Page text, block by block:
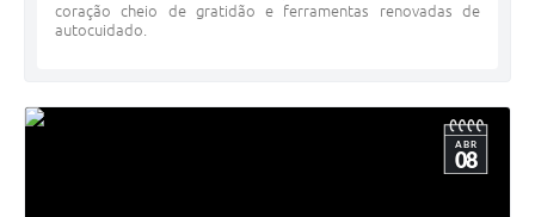
coração cheio de gratidão e ferramentas renovadas de
autocuidado.
ABR
08